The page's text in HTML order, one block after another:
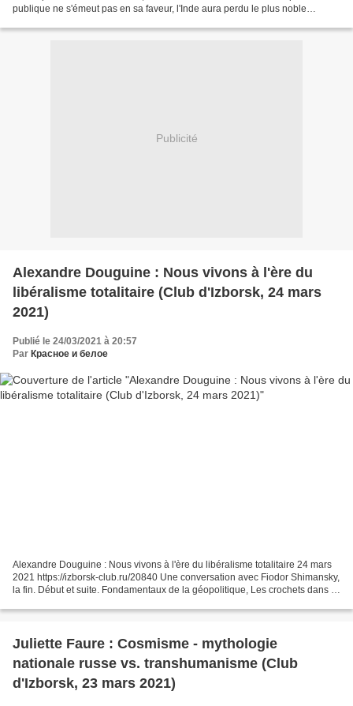
publique ne s'émeut pas en sa faveur, l'Inde aura perdu le plus noble
Publicité
Alexandre Douguine : Nous vivons à l'ère du
libéralisme totalitaire (Club d'Izborsk, 24 mars
2021)
Publié le 24/03/2021 à 20:57
Par Красное и белое
Alexandre Douguine : Nous vivons à l'ère du libéralisme totalitaire 24 mars
2021 https://izborsk-club.ru/20840 Une conversation avec Fiodor Shimansky,
la fin. Début et suite. Fondamentaux de la géopolitique, Les crochets dans la
Juliette Faure : Cosmisme - mythologie
nationale russe vs. transhumanisme (Club
d'Izborsk, 23 mars 2021)